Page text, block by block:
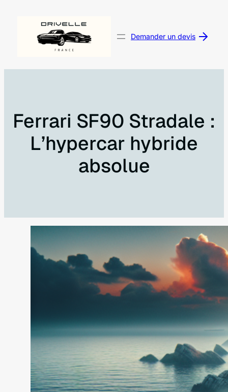
Demander un devis
Ferrari SF90 Stradale :
L’hypercar hybride
absolue